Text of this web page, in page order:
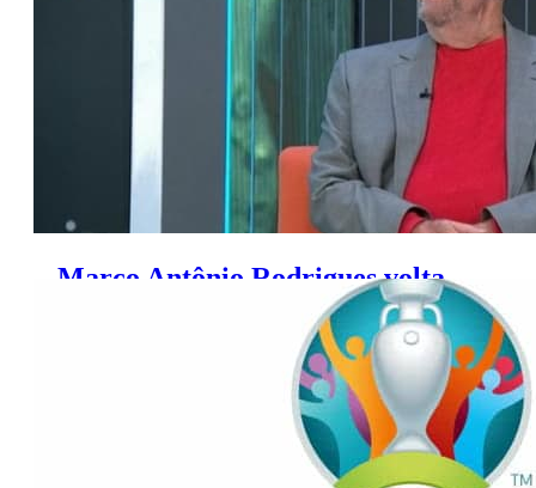
Marco Antônio Rodrigues volta
ao ‘Bem, Amigos!’ do SporTV